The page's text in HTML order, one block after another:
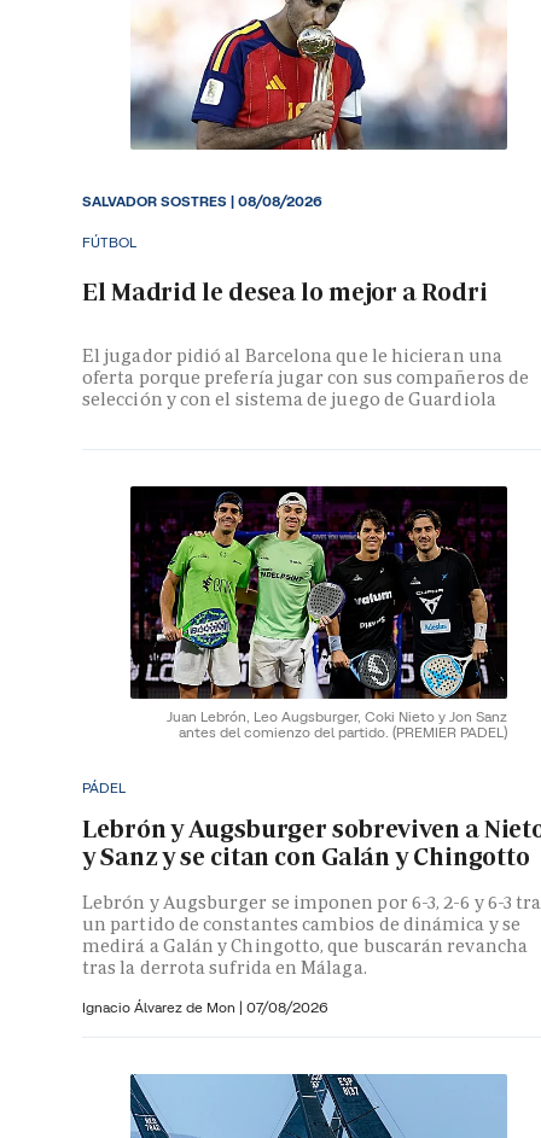
FÚTBOL
El Madrid le desea lo mejor a Rodri
El jugador pidió al Barcelona que le hicieran una
oferta porque prefería jugar con sus compañeros de
selección y con el sistema de juego de Guardiola
SALVADOR SOSTRES |08/08/2026
Juan Lebrón, Leo Augsburger, Coki Nieto y Jon Sanz
antes del comienzo del partido. (PREMIER PADEL)
PÁDEL
Lebrón y Augsburger sobreviven a
y Sanz y se citan con Galán y Chingotto
Lebrón y Augsburger se imponen por 6-3, 2-6 y 6-3
un partido de constantes cambios de dinámica y se
medirá a Galán y Chingotto, que buscarán revancha
tras la derrota sufrida en Málaga.
Ignacio Álvarez de Mon | 07/08/2026